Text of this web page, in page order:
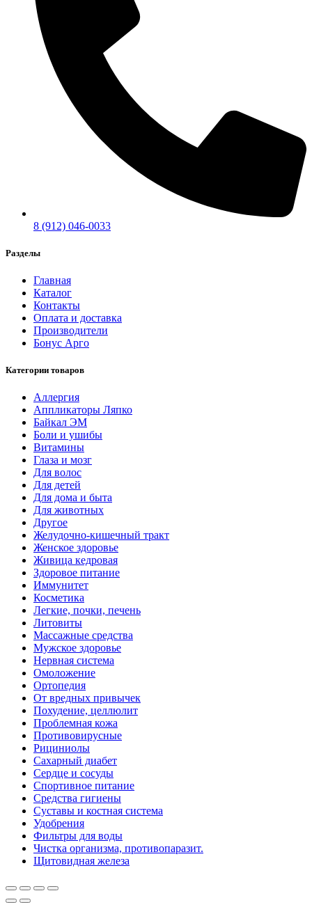
8 (912) 046-0033
Разделы
Главная
Каталог
Контакты
Оплата и доставка
Производители
Бонус Арго
Категории товаров
Аллергия
Аппликаторы Ляпко
Байкал ЭМ
Боли и ушибы
Витамины
Глаза и мозг
Для волос
Для детей
Для дома и быта
Для животных
Другое
Желудочно-кишечный тракт
Женское здоровье
Живица кедровая
Здоровое питание
Иммунитет
Косметика
Легкие, почки, печень
Литовиты
Массажные средства
Мужское здоровье
Нервная система
Омоложение
Ортопедия
От вредных привычек
Похудение, целлюлит
Проблемная кожа
Противовирусные
Рициниолы
Сахарный диабет
Сердце и сосуды
Спортивное питание
Средства гигиены
Суставы и костная система
Удобрения
Фильтры для воды
Чистка организма, противопаразит.
Щитовидная железа